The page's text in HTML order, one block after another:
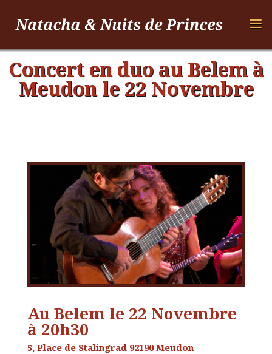
Concert en duo au Belem à
Meudon le 22 Novembre
Au Belem le 22 Novembre
à 20h30
5, Place de Stalingrad 92190 Meudon